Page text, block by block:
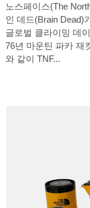
노스페이스(The
인 데드(Brain Dead)
글로벌 클라이밍 데
76년 마운틴 파카 재
와 같이 TNF...